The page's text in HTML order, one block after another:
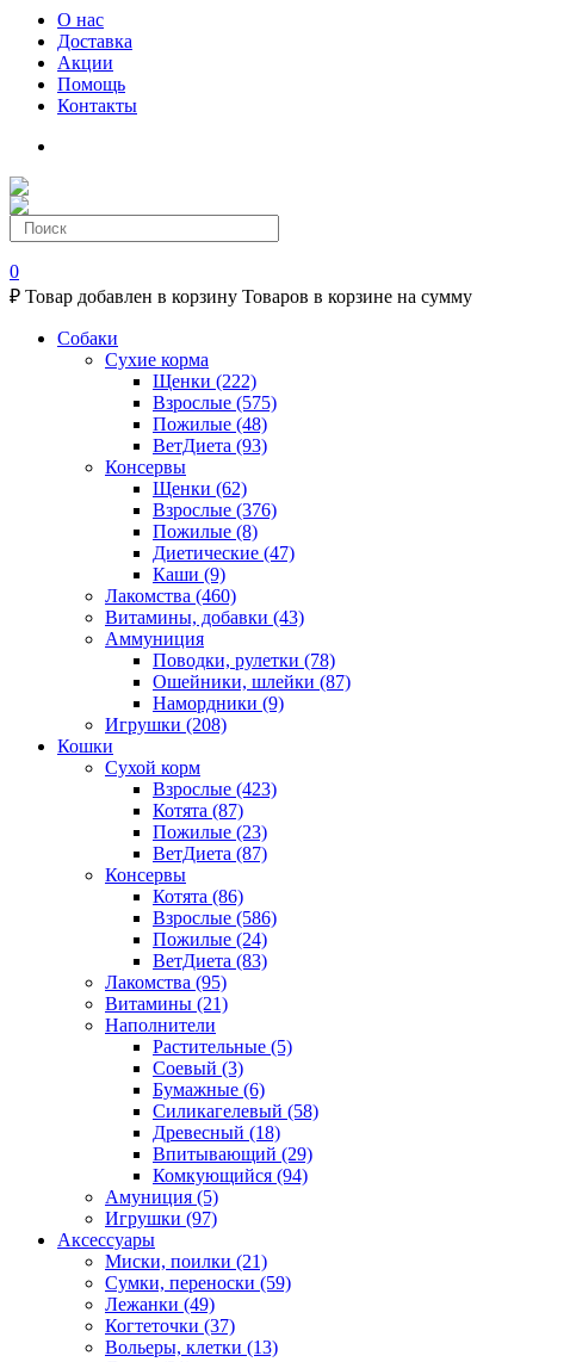
О нас
Доставка
Акции
Помощь
Контакты
0
₽ Товар добавлен в корзину Товаров в корзине на сумму
Собаки
Сухие корма
Щенки (222)
Взрослые (575)
Пожилые (48)
ВетДиета (93)
Консервы
Щенки (62)
Взрослые (376)
Пожилые (8)
Диетические (47)
Каши (9)
Лакомства (460)
Витамины, добавки (43)
Аммуниция
Поводки, рулетки (78)
Ошейники, шлейки (87)
Намордники (9)
Игрушки (208)
Кошки
Сухой корм
Взрослые (423)
Котята (87)
Пожилые (23)
ВетДиета (87)
Консервы
Котята (86)
Взрослые (586)
Пожилые (24)
ВетДиета (83)
Лакомства (95)
Витамины (21)
Наполнители
Растительные (5)
Соевый (3)
Бумажные (6)
Силикагелевый (58)
Древесный (18)
Впитывающий (29)
Комкующийся (94)
Амуниция (5)
Игрушки (97)
Аксессуары
Миски, поилки (21)
Сумки, переноски (59)
Лежанки (49)
Когтеточки (37)
Вольеры, клетки (13)